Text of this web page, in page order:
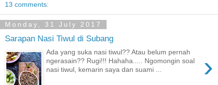
13 comments:
Monday, 31 July 2017
Sarapan Nasi Tiwul di Subang
›
Ada yang suka nasi tiwul?? Atau belum pernah
ngerasain?? Rugi!!! Hahaha..... Ngomongin soal
nasi tiwul, kemarin saya dan suami ...